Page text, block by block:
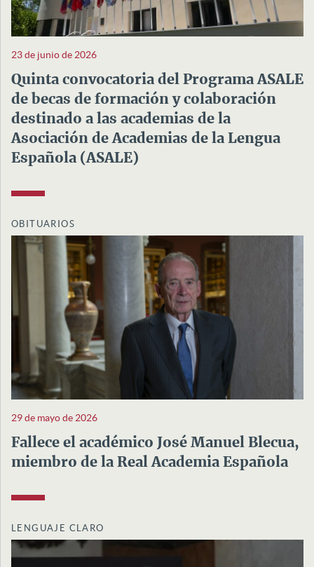
23 de junio de 2026
Quinta convocatoria del Programa ASALE
de becas de formación y colaboración
destinado a las academias de la
Asociación de Academias de la Lengua
Española (ASALE)
OBITUARIOS
29 de mayo de 2026
Fallece el académico José Manuel Blecua,
miembro de la Real Academia Española
LENGUAJE CLARO